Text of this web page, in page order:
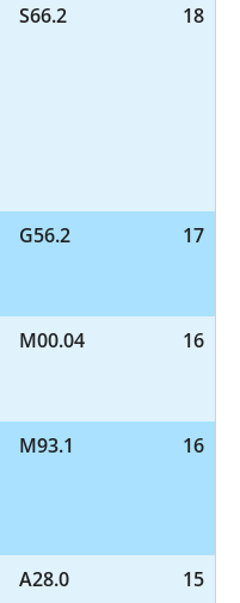
S66.2 18
G56.2 17
M00.04 16
M93.1 16
A28.0 15